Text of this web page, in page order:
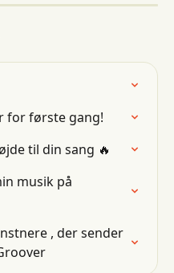
for første gang!
til din sang 🔥
musik på
, der sender